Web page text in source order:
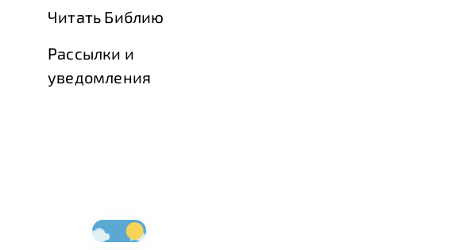
Читать Библию
Рассылки и
уведомления